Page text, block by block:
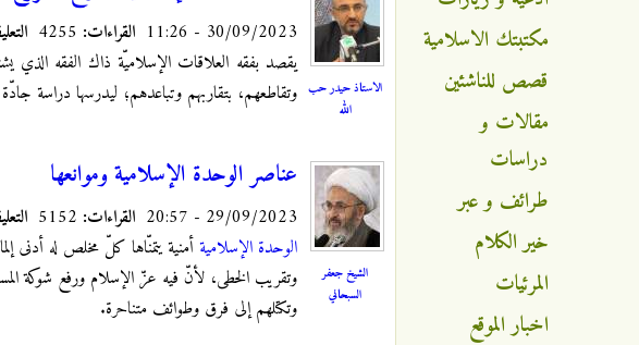
الاستاذ حيدر حب
الله
30/09/2023 - 11:26 القراءات:
يقصد بفقه العلاقات الإسلاميّة ذاك الفقه الذي
وتقاطعهم، بتقاربهم وتباعدهم؛ ليدرسها دراسة
الشيخ جعفر
السبحاني
عناصر الوحدة الإسلامية وموانعها
29/09/2023 - 20:57 القراءات:
الوحدة الإسلاميةأمنية يتمنّاها كلّ مخلص له أدنى
وتقريب الخطى، لأنّ فيه عزّ الإسلام ورفع شوكة
وتكتلهم إلى فرق وطوائف متناحرة.
مكتبتك الاسلامية
قصص للناشئين
مقالات و
دراسات
طرائف و عبر
خير الكلام
المرئيات
اخبار الموقع